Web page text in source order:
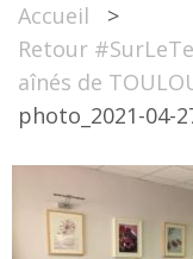
DÉPUTÉ 2017 –
MES ACTIONS
Accueil
>
Retour
aînés de
photo_2021-04-